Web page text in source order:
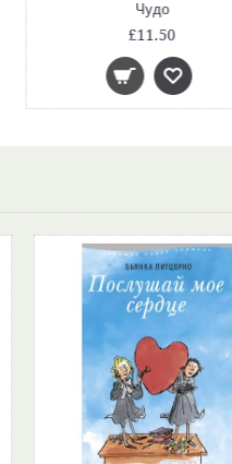
Чудо
£11.50